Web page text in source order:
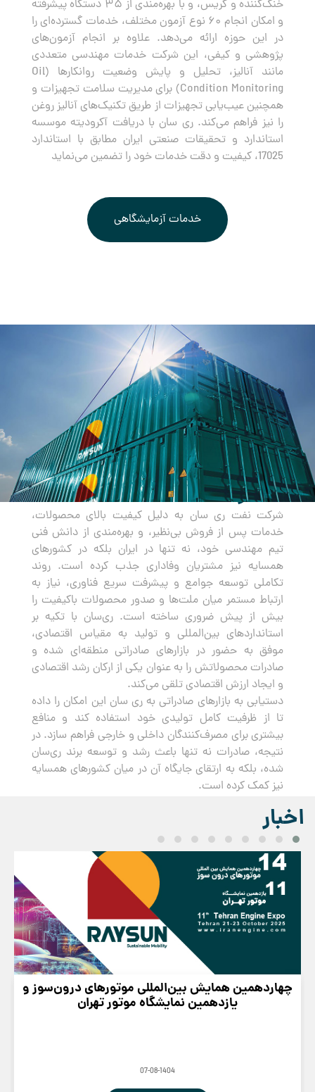
خنک‌کننده و گریس، و با بهره‌مندی از ۳۵ دستگاه پیشرفته
و امکان انجام ۶۰ نوع آزمون مختلف، خدمات گسترده‌ای را
در این حوزه ارائه می‌دهد. علاوه بر انجام آزمون‌های
پژوهشی و کیفی، این شرکت خدمات مهندسی متعددی
مانند آنالیز، تحلیل و پایش وضعیت روانکارها (Oil
Condition Monitoring) برای مدیریت سلامت تجهیزات و
همچنین عیب‌یابی تجهیزات از طریق تکنیک‌های آنالیز روغن
را نیز فراهم می‌کند. ری سان با دریافت آکرودیته موسسه
استاندارد و تحقیقات صنعتی ایران مطابق با استاندارد
17025، کیفیت و دقت خدمات خود را تضمین می‌نماید
خدمات آزمایشگاهی
صادرات
شرکت نفت ری سان به دلیل کیفیت بالای محصولات،
خدمات پس از فروش بی‌نظیر، و بهره‌مندی از دانش فنی
تیم مهندسی خود، نه تنها در ایران بلکه در کشورهای
همسایه نیز مشتریان وفاداری جذب کرده است. روند
تکاملی توسعه جوامع و پیشرفت سریع فناوری، نیاز به
ارتباط مستمر میان ملت‌ها و صدور محصولات باکیفیت را
بیش از پیش ضروری ساخته است. ری‌سان با تکیه بر
استانداردهای بین‌المللی و تولید به مقیاس اقتصادی،
موفق به حضور در بازارهای صادراتی منطقه‌ای شده و
صادرات محصولاتش را به عنوان یکی از ارکان رشد اقتصادی
و ایجاد ارزش اقتصادی تلقی می‌کند.
دستیابی به بازارهای صادراتی به ری سان این امکان را داده
تا از ظرفیت کامل تولیدی خود استفاده کند و منافع
بیشتری برای مصرف‌کنندگان داخلی و خارجی فراهم سازد. در
نتیجه، صادرات نه تنها باعث رشد و توسعه برند ری‌سان
شده، بلکه به ارتقای جایگاه آن در میان کشورهای همسایه
نیز کمک کرده است.
اخبار
چهاردهمین همایش بین‌المللی موتورهای درون‌سوز و
یازدهمین نمایشگاه موتور تهران
07-08-1404